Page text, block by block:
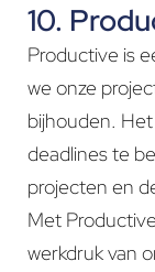
10.
Productive is
we onze
bijhouden.
deadlines te
projecten en
Met
werkdruk van